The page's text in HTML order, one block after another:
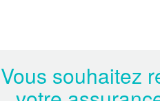
Vous souhaitez